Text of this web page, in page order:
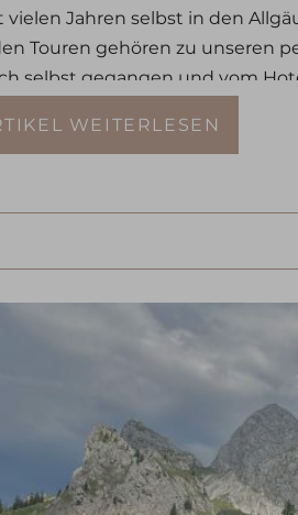
vielen Jahren selbst in den
Touren gehören zu unseren
selbst gegangen und vom
Wanderbericht mit vielen Tipps.
WEITERLESEN